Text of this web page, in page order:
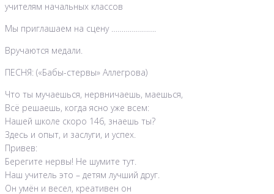
учителям начальных классов
Мы приглашаем на сцену ………………….
Вручаются медали.
ПЕСНЯ: («Бабы-стервы» Аллегрова)
Что ты мучаешься, нервничаешь, маешься,
Всё решаешь, когда ясно уже всем:
Нашей школе скоро 146, знаешь ты?
Здесь и опыт, и заслуги, и успех.
Привев:
Берегите нервы! Не шумите тут.
Наш учитель это – детям лучший друг.
Он умён и весел, креативен он